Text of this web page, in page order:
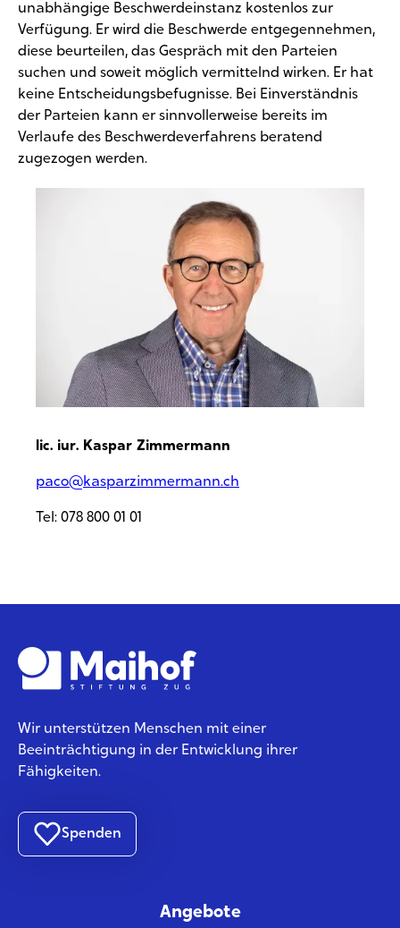
unabhängige Beschwerdeinstanz kostenlos zur
Verfügung. Er wird die Beschwerde entgegennehmen,
diese beurteilen, das Gespräch mit den Parteien
suchen und soweit möglich vermittelnd wirken. Er hat
keine Entscheidungsbefugnisse. Bei Einverständnis
der Parteien kann er sinnvollerweise bereits im
Verlaufe des Beschwerdeverfahrens beratend
zugezogen werden.
lic. iur. Kaspar Zimmermann
paco@kasparzimmermann.ch
Tel: 078 800 01 01
Wir unterstützen Menschen mit einer
Beeinträchtigung in der Entwicklung ihrer
Fähigkeiten.
Spenden
Angebote